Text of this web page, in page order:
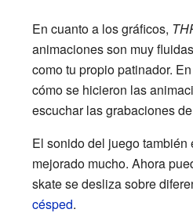
En cuanto a los gráficos,
animaciones son muy
como tu propio patinador.
cómo se hicieron las
escuchar las grabaciones
El sonido del juego
mejorado mucho. Ahora
skate se desliza sobre
césped.